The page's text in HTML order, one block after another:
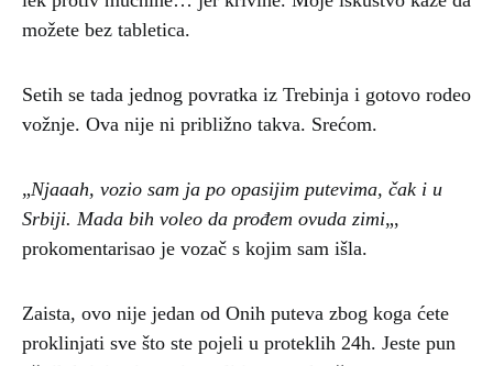
možete bez tabletica.
Setih se tada jednog povratka iz Trebinja i gotovo rodeo
vožnje. Ova nije ni približno takva. Srećom.
„Njaaah, vozio sam ja po opasijim putevima, čak i u
Srbiji. Mada bih voleo da prođem ovuda zimi„,
prokomentarisao je vozač s kojim sam išla.
Zaista, ovo nije jedan od Onih puteva zbog koga ćete
proklinjati sve što ste pojeli u proteklih 24h. Jeste pun